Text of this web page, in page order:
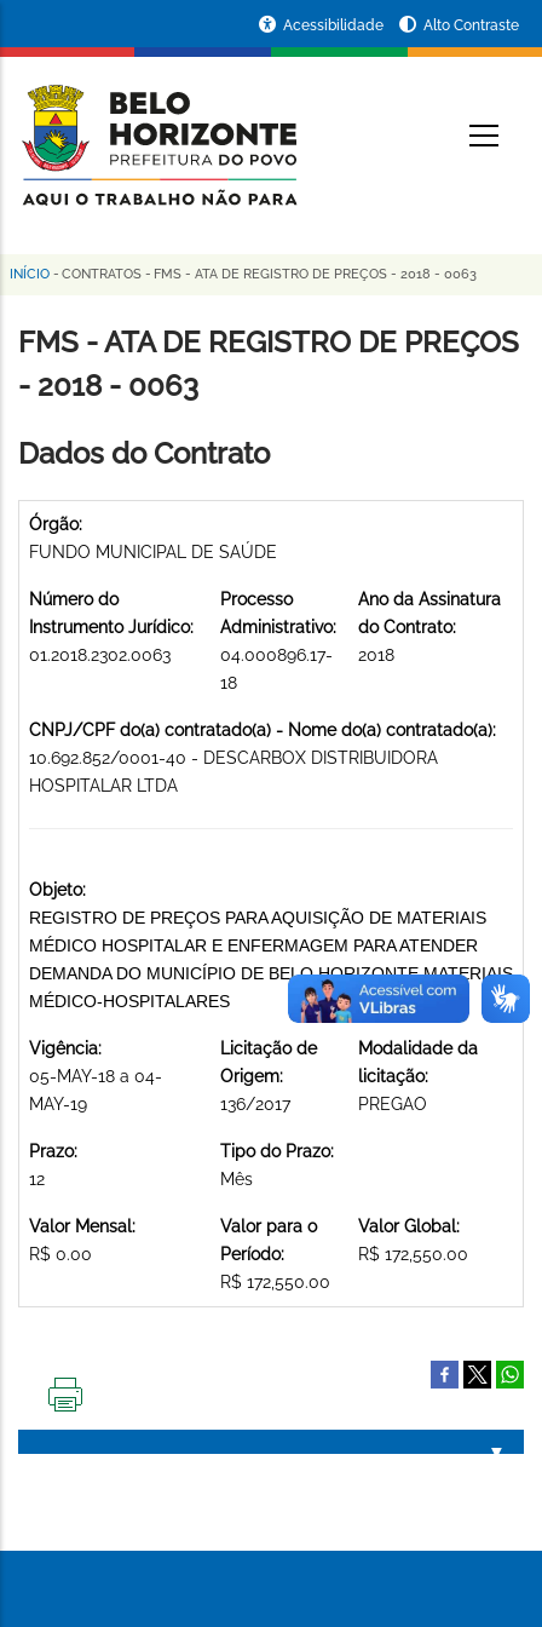
conteúdo
principal
da
Prefeitura
de
Horizonte
Acessibilidade Alto Contraste
Trilha
de
navegação
INÍCIO - CONTRATOS - FMS - ATA DE REGISTRO DE PREÇOS - 2018 - 0063
FMS - ATA DE REGISTRO DE PREÇOS
- 2018 - 0063
Dados do Contrato
Órgão:
FUNDO MUNICIPAL DE SAÚDE
Número do
Instrumento Jurídico:
01.2018.2302.0063
Processo
Administrativo:
04.000896.17-
18
Ano da Assinatura
do Contrato:
2018
CNPJ/CPF do(a) contratado(a) - Nome do(a) contratado(a):
10.692.852/0001-40 - DESCARBOX DISTRIBUIDORA
HOSPITALAR LTDA
Objeto:
REGISTRO DE PREÇOS PARA AQUISIÇÃO DE MATERIAIS
MÉDICO HOSPITALAR E ENFERMAGEM PARA ATENDER
DEMANDA DO MUNICÍPIO DE BELO HORIZONTE MATERIAIS
MÉDICO-HOSPITALARES
Vigência:
05-MAY-18 a 04-
MAY-19
Licitação de
Origem:
136/2017
Modalidade da
licitação:
PREGAO
Prazo:
12
Tipo do Prazo:
Mês
Valor Mensal:
R$ 0.00
Valor para o
Período:
R$ 172,550.00
Valor Global:
R$ 172,550.00
PÁGINA